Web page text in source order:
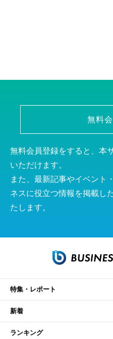
無料
無料会員登録をすると、本
いただけます。
また、最新記事やイベント
ネスに役立つ情報を掲載し
たします。
特集・レポート
新着
ランキング